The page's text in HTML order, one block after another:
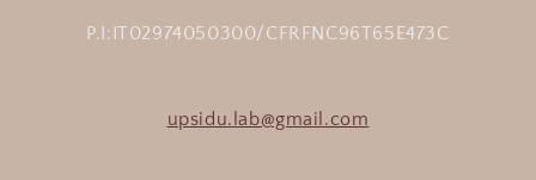
P.I:IT02974050300/CFRFNC96T65E473C
upsidu.lab@gmail.com